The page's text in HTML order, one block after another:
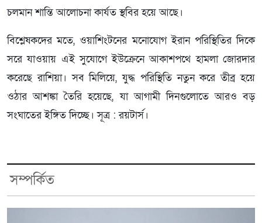
চলমান শান্তি আলোচনা কার্যত স্থবির হয়ে আছে।
বিশ্লেষকদের মতে, ওয়াশিংটনের মনোযোগ ইরান পরিস্থিতির দিকে
সরে যাওয়ায় এই সুযোগে ইউক্রেনে আকাশপথে হামলা জোরদার
করেছে রাশিয়া। সব মিলিয়ে, যুদ্ধ পরিস্থিতি নতুন করে তীব্র হয়ে
ওঠার আশঙ্কা তৈরি হয়েছে, যা আগামী দিনগুলোতে আরও বড়
সংঘাতের ইঙ্গিত দিচ্ছে। সূত্র : রয়টার্স।
সম্পর্কিত